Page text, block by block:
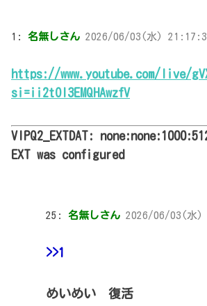
1: 名無しさん 2026/06/03(水)
https://www.youtube.com/live/
si=ii2tOl3EMQHAwzfV
VIPQ2_EXTDAT:
EXT was configured
25: 名無しさん 2026/06/03(水)
>>1
めいめい 復活